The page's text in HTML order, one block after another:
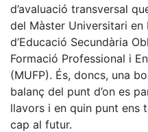
d’avaluació transversal
del Màster Universitari
d’Educació Secundària
Formació Professional i
(MUFP). És, doncs, una
balanç del punt d’on es
llavors i en quin punt ens
cap al futur.